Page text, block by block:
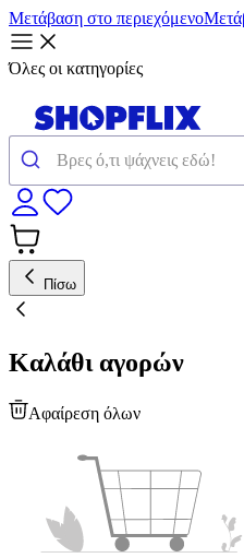
Μετάβαση στο περιεχόμενο
Όλες οι κατηγορίες
Πίσω
Καλάθι αγορών
Αφαίρεση όλων